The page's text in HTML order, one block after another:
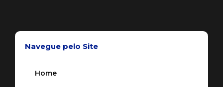
Navegue pelo Site
Home